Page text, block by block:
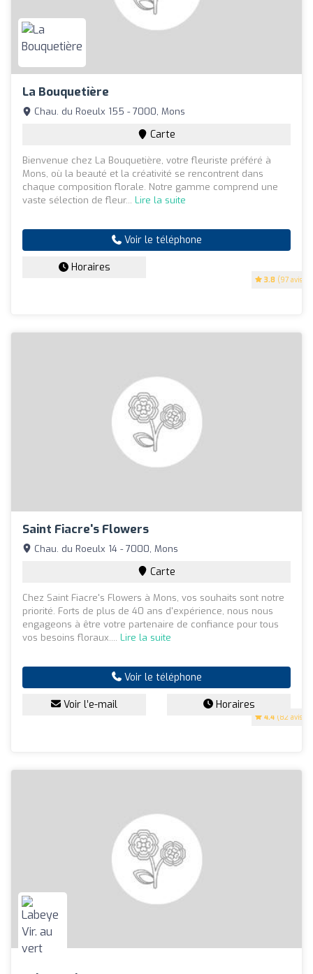
La Bouquetière
3.8 (97 avis)
Chau. du Roeulx 155 - 7000, Mons
Carte
Bienvenue chez La Bouquetière, votre fleuriste préféré à
Mons, où la beauté et la créativité se rencontrent dans
chaque composition florale. Notre gamme comprend une
vaste sélection de fleur... Lire la suite
Voir le téléphone
Horaires
Saint Fiacre's Flowers
4.4 (82 avis)
Chau. du Roeulx 14 - 7000, Mons
Carte
Chez Saint Fiacre's Flowers à Mons, vos souhaits sont notre
priorité. Forts de plus de 40 ans d'expérience, nous nous
engageons à être votre partenaire de confiance pour tous
vos besoins floraux.... Lire la suite
Voir le téléphone
Voir l’e-mail Horaires